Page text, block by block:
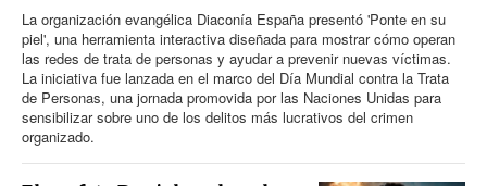
La organización evangélica Diaconía España presentó 'Ponte en su
piel', una herramienta interactiva diseñada para mostrar cómo operan
las redes de trata de personas y ayudar a prevenir nuevas víctimas.
La iniciativa fue lanzada en el marco del Día Mundial contra la Trata
de Personas, una jornada promovida por las Naciones Unidas para
sensibilizar sobre uno de los delitos más lucrativos del crimen
organizado.